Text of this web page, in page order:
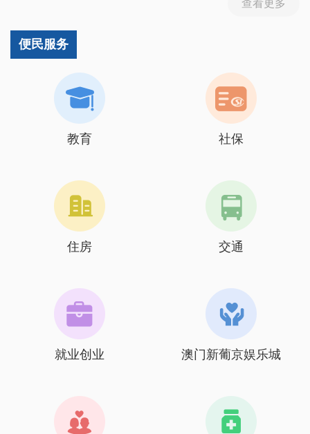
查看更多
便民服务
教育 社保
住房 交通
就业创业 澳门新葡京娱乐城